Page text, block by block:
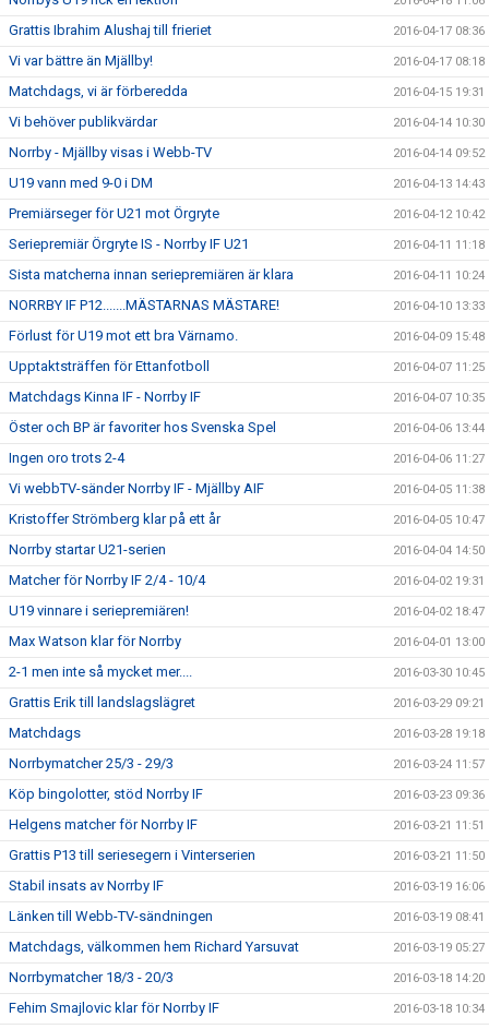
Grattis Ibrahim Alushaj till frieriet 2016-04-17 08:36
Vi var bättre än Mjällby! 2016-04-17 08:18
Matchdags, vi är förberedda 2016-04-15 19:31
Vi behöver publikvärdar 2016-04-14 10:30
Norrby - Mjällby visas i Webb-TV 2016-04-14 09:52
U19 vann med 9-0 i DM 2016-04-13 14:43
Premiärseger för U21 mot Örgryte 2016-04-12 10:42
Seriepremiär Örgryte IS - Norrby IF U21 2016-04-11 11:18
Sista matcherna innan seriepremiären är klara 2016-04-11 10:24
NORRBY IF P12.......MÄSTARNAS MÄSTARE! 2016-04-10 13:33
Förlust för U19 mot ett bra Värnamo. 2016-04-09 15:48
Upptaktsträffen för Ettanfotboll 2016-04-07 11:25
Matchdags Kinna IF - Norrby IF 2016-04-07 10:35
Öster och BP är favoriter hos Svenska Spel 2016-04-06 13:44
Ingen oro trots 2-4 2016-04-06 11:27
Vi webbTV-sänder Norrby IF - Mjällby AIF 2016-04-05 11:38
Kristoffer Strömberg klar på ett år 2016-04-05 10:47
Norrby startar U21-serien 2016-04-04 14:50
Matcher för Norrby IF 2/4 - 10/4 2016-04-02 19:31
U19 vinnare i seriepremiären! 2016-04-02 18:47
Max Watson klar för Norrby 2016-04-01 13:00
2-1 men inte så mycket mer.... 2016-03-30 10:45
Grattis Erik till landslagslägret 2016-03-29 09:21
Matchdags 2016-03-28 19:18
Norrbymatcher 25/3 - 29/3 2016-03-24 11:57
Köp bingolotter, stöd Norrby IF 2016-03-23 09:36
Helgens matcher för Norrby IF 2016-03-21 11:51
Grattis P13 till seriesegern i Vinterserien 2016-03-21 11:50
Stabil insats av Norrby IF 2016-03-19 16:06
Länken till Webb-TV-sändningen 2016-03-19 08:41
Matchdags, välkommen hem Richard Yarsuvat 2016-03-19 05:27
Norrbymatcher 18/3 - 20/3 2016-03-18 14:20
Fehim Smajlovic klar för Norrby IF 2016-03-18 10:34